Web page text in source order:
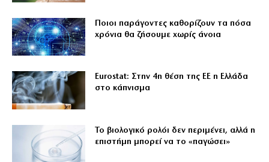
Ποιοι παράγοντες καθορίζουν τα πόσα
χρόνια θα ζήσουμε χωρίς άνοια
Eurostat: Στην 4η θέση της ΕΕ η Ελλάδα
στο κάπνισμα
Το βιολογικό ρολόι δεν περιμένει, αλλά η
επιστήμη μπορεί να το «παγώσει»